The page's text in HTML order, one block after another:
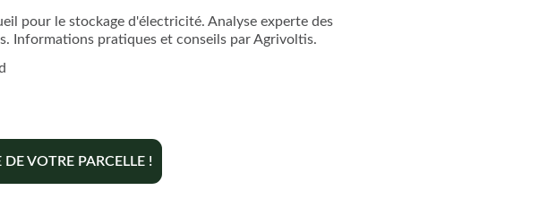
pour le stockage d'électricité. Analyse experte des
Informations pratiques et conseils par Agrivoltis.
VOTRE PARCELLE !